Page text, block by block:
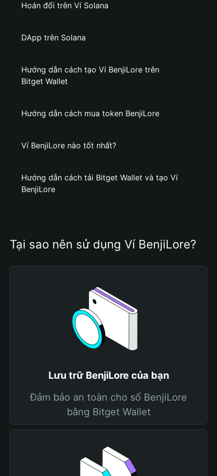
Hoán đổi trên Ví Solana
DApp trên Solana
Hướng dẫn cách tạo Ví BenjiLore trên
Bitget Wallet
Hướng dẫn cách mua token BenjiLore
Ví BenjiLore nào tốt nhất?
Hướng dẫn cách tải Bitget Wallet và tạo Ví
BenjiLore
Tại sao nên sử dụng Ví BenjiLore?
Lưu trữ BenjiLore của bạn
Đảm bảo an toàn cho số BenjiLore
bằng Bitget Wallet